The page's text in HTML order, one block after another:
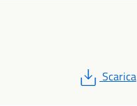
PDF
Scarica